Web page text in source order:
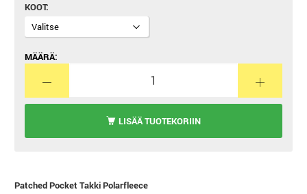
KOOT
MÄÄRÄ:
LISÄÄ TUOTEKORIIN
Patched Pocket Takki Polarfleece